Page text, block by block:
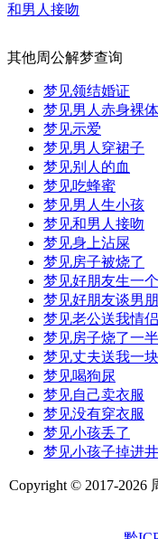
和男人接吻
其他周公解梦查询
梦见领结婚证
梦见男人赤身裸体
梦见示爱
梦见男人穿裙子
梦见别人的血
梦见吃蜂蜜
梦见男人生小孩
梦见和男人接吻
梦见身上沾屎
梦见房子被烧了
梦见好朋友生一
梦见好朋友谈男
梦见老公送我情
梦见房子烧了一半
梦见丈夫送我一
梦见喝狗尿
梦见自己卖衣服
梦见没有穿衣服
梦见小孩丢了
梦见小孩子掉进
Copyright © 2017-2026